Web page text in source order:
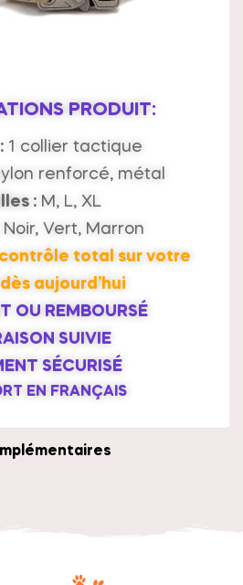
PRODUIT:
1 collier tactique
renforcé, métal
: M, L, XL
Vert, Marron
total sur votre
aujourd’hui
OU REMBOURSÉ
SUIVIE
SÉCURISÉ
EN FRANÇAIS